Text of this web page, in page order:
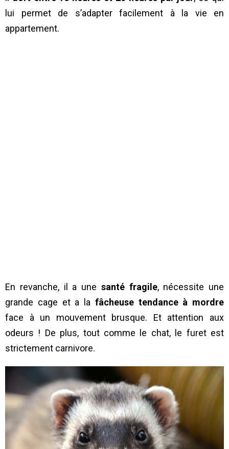
lui permet de s’adapter facilement à la vie en
appartement.
En revanche, il a une santé fragile, nécessite une
grande cage et a la fâcheuse tendance à mordre
face à un mouvement brusque. Et attention aux
odeurs ! De plus, tout comme le chat, le furet est
strictement carnivore.